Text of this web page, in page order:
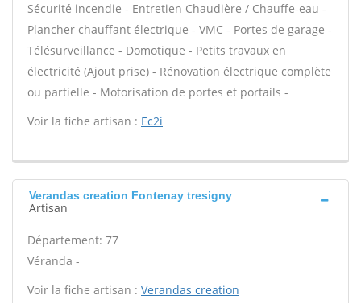
Sécurité incendie - Entretien Chaudière / Chauffe-eau -
Plancher chauffant électrique - VMC - Portes de garage -
Télésurveillance - Domotique - Petits travaux en
électricité (Ajout prise) - Rénovation électrique complète
ou partielle - Motorisation de portes et portails -
Voir la fiche artisan : Ec2i
Verandas creation Fontenay tresigny
Artisan
Département: 77
Véranda -
Voir la fiche artisan : Verandas creation